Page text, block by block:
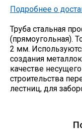
Подробнее о
Труба стальная
(прямоугольная).
2 мм.
создания
качестве
строительства
лестниц, для